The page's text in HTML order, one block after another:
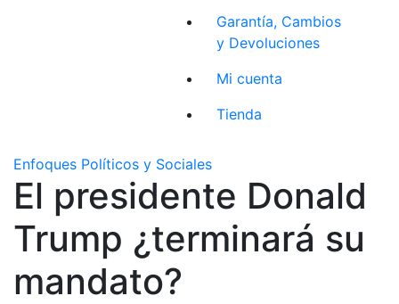
Garantía, Cambios
y Devoluciones
Mi cuenta
Tienda
Enfoques Políticos y Sociales
El presidente Donald
Trump ¿terminará su
mandato?